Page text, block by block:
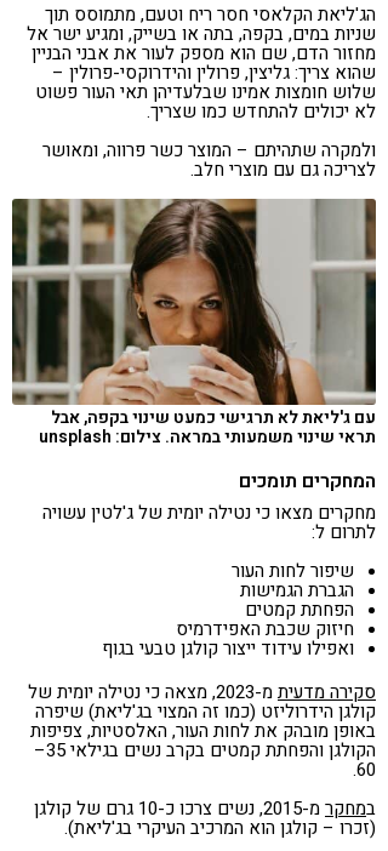
הג'ליאת הקלאסי חסר ריח וטעם, מתמוסס תוך
שניות במים, בקפה, בתה או בשייק, ומגיע ישר אל
מחזור הדם, שם הוא מספק לעור את אבני הבניין
שהוא צריך: גליצין, פרולין והידרוקסי-פרולין –
שלוש חומצות אמינו שבלעדיהן תאי העור פשוט
לא יכולים להתחדש כמו שצריך.
ולמקרה שתהיתם – המוצר כשר פרווה, ומאושר
לצריכה גם עם מוצרי חלב.
עם ג'ליאת לא תרגישי כמעט שינוי בקפה, אבל
תראי שינוי משמעותי במראה. צילום: unsplash
המחקרים תומכים
מחקרים מצאו כי נטילה יומית של ג'לטין עשויה
לתרום ל:
שיפור לחות העור
הגברת הגמישות
הפחתת קמטים
חיזוק שכבת האפידרמיס
ואפילו עידוד ייצור קולגן טבעי בגוף
סקירה מדעית
מ-2023, מצאה כי נטילה יומית של
קולגן הידרוליזט (כמו זה המצוי בג'ליאת) שיפרה
באופן מובהק את לחות העור, האלסטיות, צפיפות
הקולגן והפחתת קמטים בקרב נשים בגילאי 35–
60.
במחקר מ-2015, נשים צרכו כ-10 גרם של קולגן
(זכרו – קולגן הוא המרכיב העיקרי בג'ליאת).